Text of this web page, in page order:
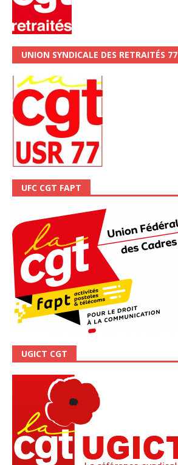
UNION SYNDICALE DES RETRAITÉS 77
UFC CGT FAPT
UGICT CGT